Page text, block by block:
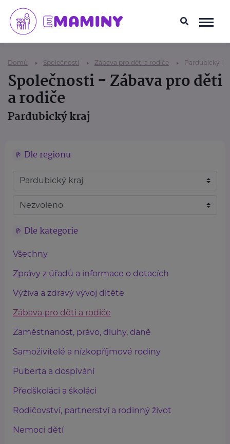
Domů Společnosti Zábava pro děti a rodiče Pardubický
Společnosti - Zábava pro děti
a rodiče
Pardubický kraj
Dle regionu
Dle kategorie
Všechny
Zprávy z úřadů a informace o dotacích
Výživa a zdravý vývoj dítěte
Zábava pro děti a rodiče
Zaměstnanost, právo, dluhy, daně
Samoživitelé a nízkopříjmové rodiny
Puberta a dospívání
Předškoláci a školáci
Rodičovství, partnerství a rodinný život
Nemoci dětí